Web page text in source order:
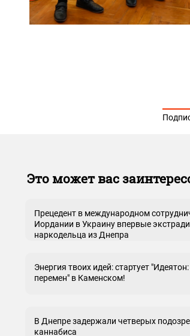
Это может вас
Прецедент в международном
Иордании в Украину впервые
наркодельца из Днепра
Энергия твоих идей: стартует
перемен" в Каменском!
В Днепре задержали четверых
каннабиса